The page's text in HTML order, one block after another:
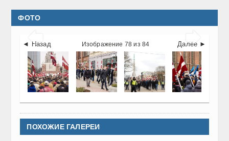
ФОТО
 
◄ Назад Далее ►
Изображение 78 из 84
ПОХОЖИЕ ГАЛЕРЕИ